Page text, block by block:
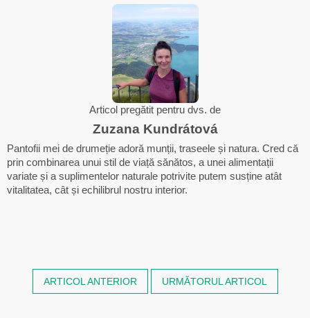
Articol pregătit pentru dvs. de
Zuzana Kundrátová
Pantofii mei de drumeție adoră munții, traseele și natura. Cred că
prin combinarea unui stil de viață sănătos, a unei alimentații
variate și a suplimentelor naturale potrivite putem susține atât
vitalitatea, cât și echilibrul nostru interior.
ARTICOL ANTERIOR URMĂTORUL ARTICOL